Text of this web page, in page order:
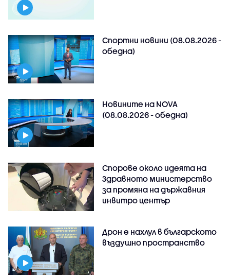
Спортни новини (08.08.2026 -
обедна)
Новините на NOVA
(08.08.2026 - обедна)
Спорове около идеята на
Здравното министерство
за промяна на държавния
инвитро център
Дрон е нахлул в българското
въздушно пространство